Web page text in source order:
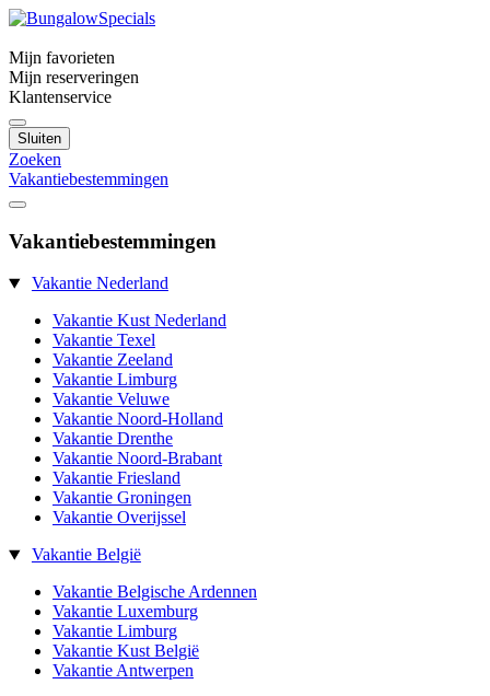
Mijn favorieten
Mijn reserveringen
Klantenservice
Sluiten
Zoeken
Vakantiebestemmingen
Vakantiebestemmingen
Vakantie Nederland
Vakantie Kust Nederland
Vakantie Texel
Vakantie Zeeland
Vakantie Limburg
Vakantie Veluwe
Vakantie Noord-Holland
Vakantie Drenthe
Vakantie Noord-Brabant
Vakantie Friesland
Vakantie Groningen
Vakantie Overijssel
Vakantie België
Vakantie Belgische Ardennen
Vakantie Luxemburg
Vakantie Limburg
Vakantie Kust België
Vakantie Antwerpen